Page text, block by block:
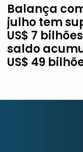
Balança
julho tem
US$ 7
saldo
US$ 49